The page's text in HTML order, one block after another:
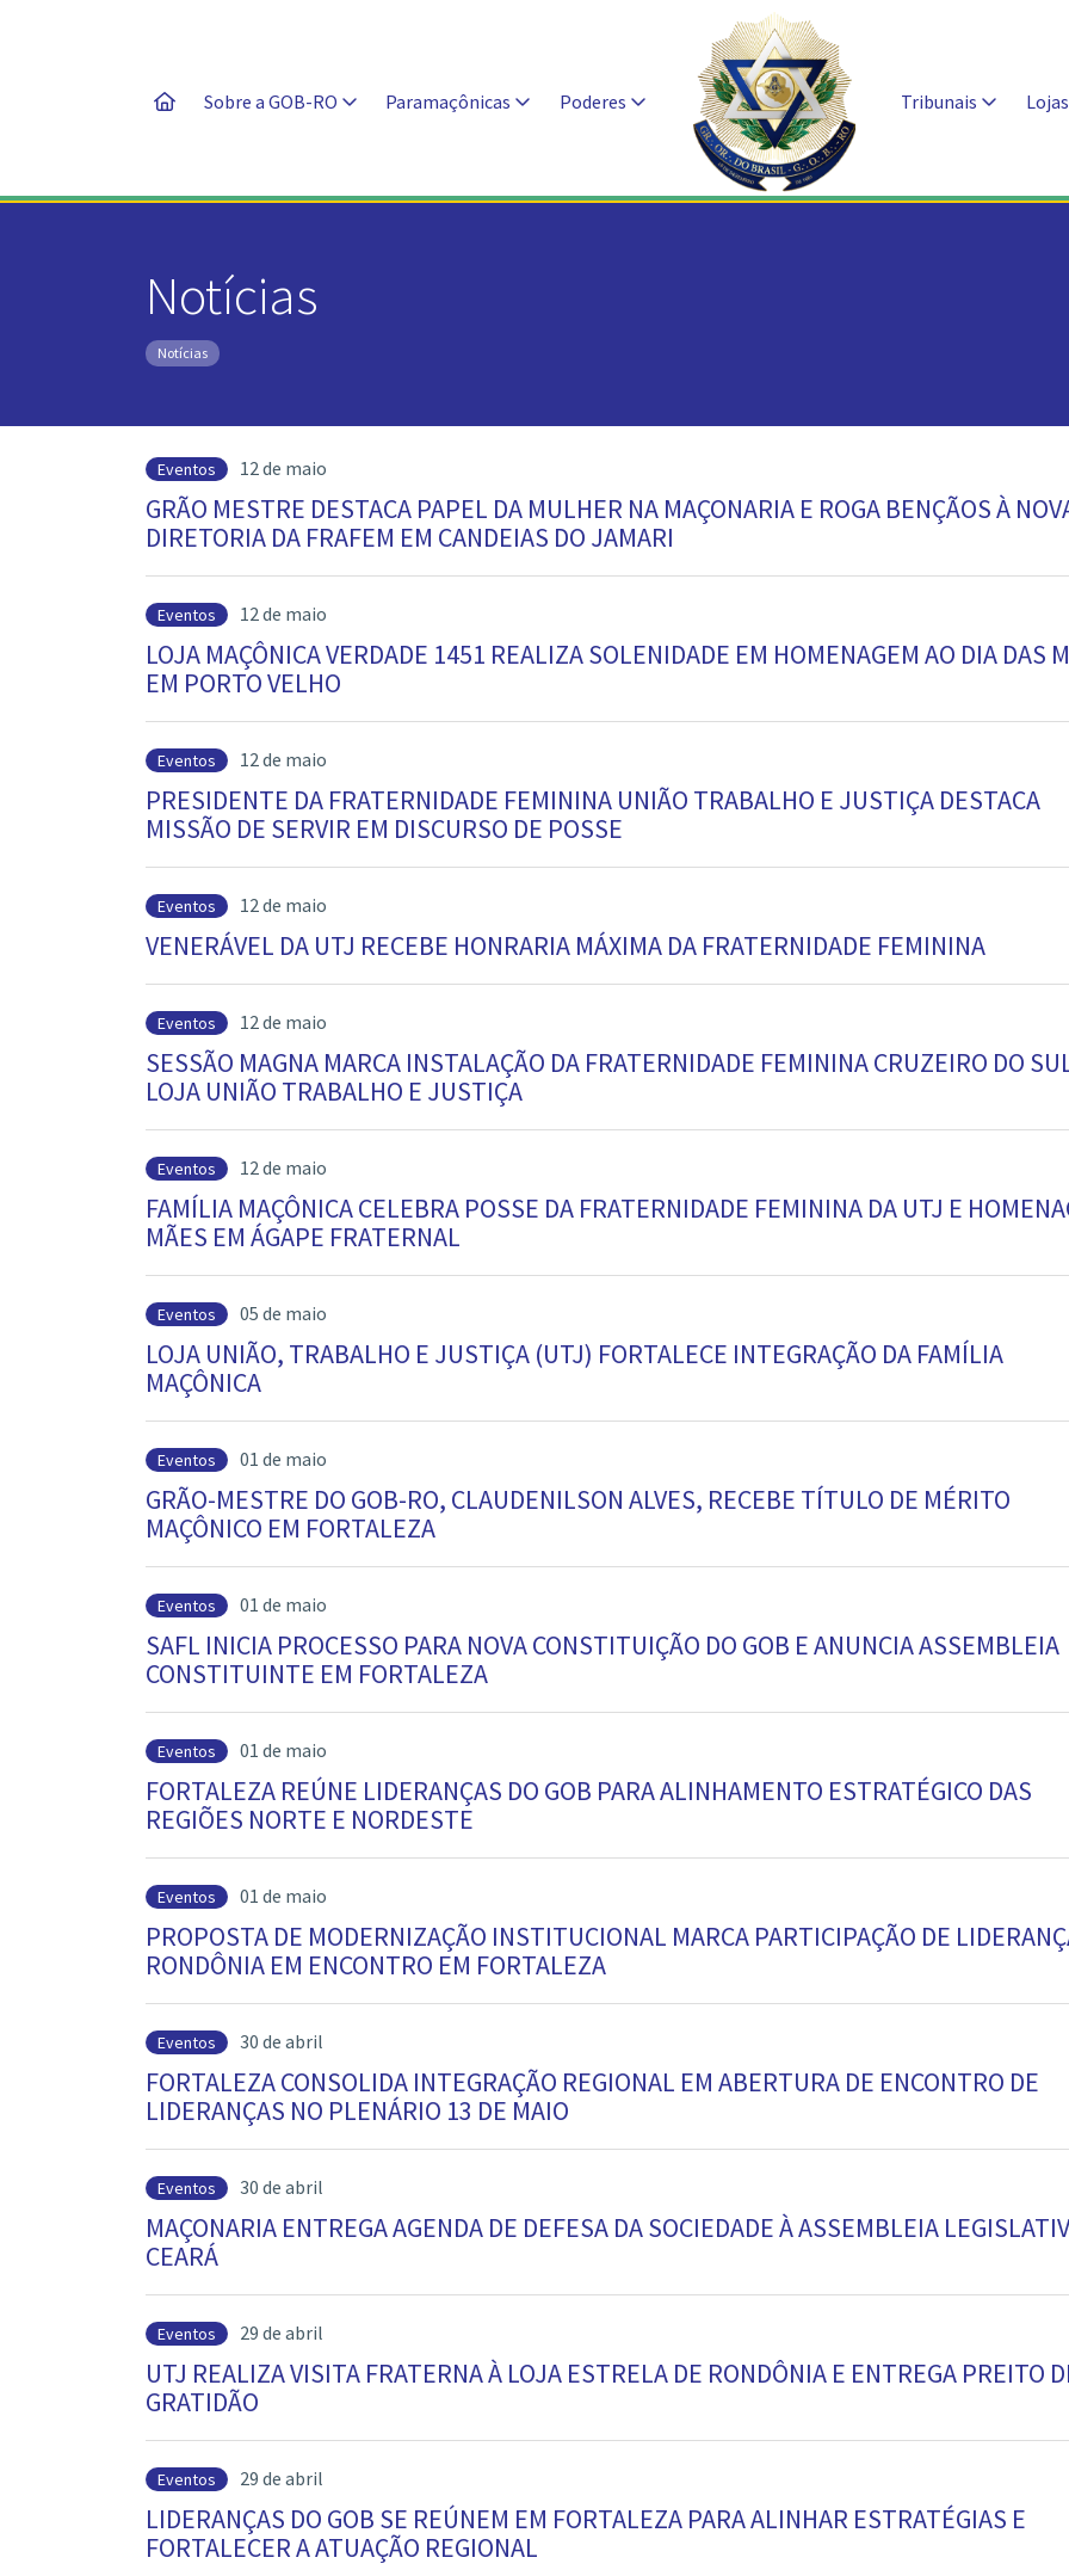
Sobre a GOB-RO Paramaçônicas Poderes Tribunais
Notícias
Notícias
Eventos 12 de maio
GRÃO MESTRE DESTACA PAPEL DA MULHER NA MAÇONARIA E ROGA BENÇÃOS À
DIRETORIA DA FRAFEM EM CANDEIAS DO JAMARI
Eventos 12 de maio
LOJA MAÇÔNICA VERDADE 1451 REALIZA SOLENIDADE EM HOMENAGEM AO DIA DAS
EM PORTO VELHO
Eventos 12 de maio
PRESIDENTE DA FRATERNIDADE FEMININA UNIÃO TRABALHO E JUSTIÇA DESTACA
MISSÃO DE SERVIR EM DISCURSO DE POSSE
Eventos 12 de maio
VENERÁVEL DA UTJ RECEBE HONRARIA MÁXIMA DA FRATERNIDADE FEMININA
Eventos 12 de maio
SESSÃO MAGNA MARCA INSTALAÇÃO DA FRATERNIDADE FEMININA CRUZEIRO DO
LOJA UNIÃO TRABALHO E JUSTIÇA
Eventos 12 de maio
FAMÍLIA MAÇÔNICA CELEBRA POSSE DA FRATERNIDADE FEMININA DA UTJ E
MÃES EM ÁGAPE FRATERNAL
Eventos 05 de maio
LOJA UNIÃO, TRABALHO E JUSTIÇA (UTJ) FORTALECE INTEGRAÇÃO DA FAMÍLIA
MAÇÔNICA
Eventos 01 de maio
GRÃO-MESTRE DO GOB-RO, CLAUDENILSON ALVES, RECEBE TÍTULO DE MÉRITO
MAÇÔNICO EM FORTALEZA
Eventos 01 de maio
SAFL INICIA PROCESSO PARA NOVA CONSTITUIÇÃO DO GOB E ANUNCIA ASSEMBLEIA
CONSTITUINTE EM FORTALEZA
Eventos 01 de maio
FORTALEZA REÚNE LIDERANÇAS DO GOB PARA ALINHAMENTO ESTRATÉGICO DAS
REGIÕES NORTE E NORDESTE
Eventos 01 de maio
PROPOSTA DE MODERNIZAÇÃO INSTITUCIONAL MARCA PARTICIPAÇÃO DE
RONDÔNIA EM ENCONTRO EM FORTALEZA
Eventos 30 de abril
FORTALEZA CONSOLIDA INTEGRAÇÃO REGIONAL EM ABERTURA DE ENCONTRO DE
LIDERANÇAS NO PLENÁRIO 13 DE MAIO
Eventos 30 de abril
MAÇONARIA ENTREGA AGENDA DE DEFESA DA SOCIEDADE À ASSEMBLEIA
CEARÁ
Eventos 29 de abril
UTJ REALIZA VISITA FRATERNA À LOJA ESTRELA DE RONDÔNIA E ENTREGA PREITO
GRATIDÃO
Eventos 29 de abril
LIDERANÇAS DO GOB SE REÚNEM EM FORTALEZA PARA ALINHAR ESTRATÉGIAS E
FORTALECER A ATUAÇÃO REGIONAL